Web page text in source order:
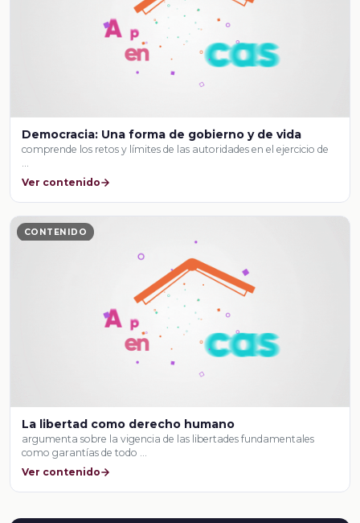
Democracia: Una forma de gobierno y de vida
comprende los retos y límites de las autoridades en el ejercicio de
Ver contenido
CONTENIDO
La libertad como derecho humano
argumenta sobre la vigencia de las libertades fundamentales
como garantías de todo …
Ver contenido